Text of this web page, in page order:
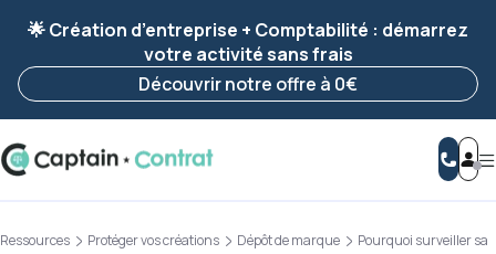
enregistrée 🚀
Reprendre ma démarche
🌟 Création d’entreprise + Comptabilité : démarrez
votre activité sans frais
Découvrir notre offre à 0€
Ressources Protéger vos créations Dépôt de marque
Pourquoi surveiller sa